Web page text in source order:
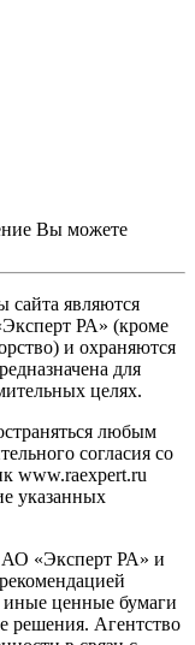
Вы можете
являются
РА» (кроме
и охраняются
для
целях.
любым
согласия со
www.raexpert.ru
указанных
«Эксперт РА» и
иные ценные бумаги
решения. Агентство